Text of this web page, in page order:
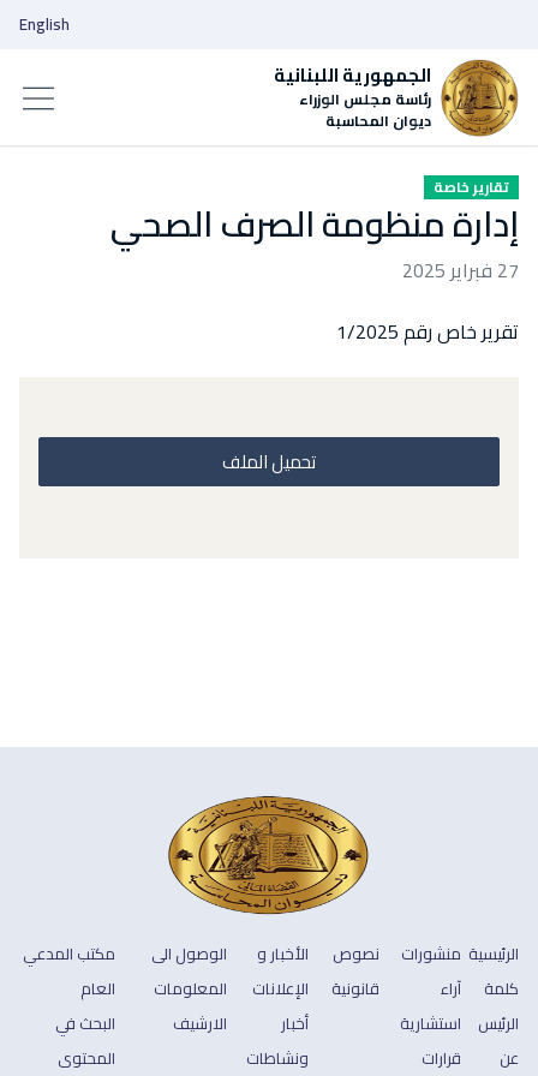
الجمهورية اللبنانية
رئاسة مجلس الوزراء
ديوان المحاسبة
English
تقارير خاصة
إدارة منظومة الصرف الصحي
27 فبراير 2025
تقرير خاص رقم 1/2025
تحميل الملف
الرئيسية
كلمة
الرئيس
عن
منشورات
آراء
استشارية
قرارات
نصوص
قانونية
الأخبار و
الإعلانات
أخبار
ونشاطات
الوصول الى
المعلومات
الارشيف
مكتب المدعي
العام
البحث في
المحتوى